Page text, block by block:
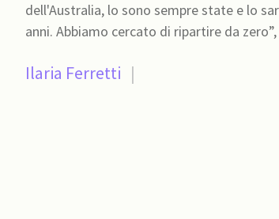
dell'Australia, lo sono sempre state e lo
anni. Abbiamo cercato di ripartire da
Ilaria Ferretti |